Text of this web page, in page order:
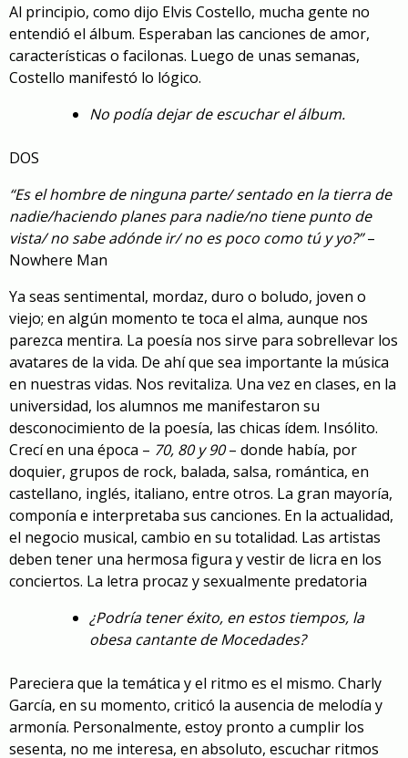
Al principio, como dijo Elvis Costello, mucha gente no
entendió el álbum. Esperaban las canciones de amor,
características o facilonas. Luego de unas semanas,
Costello manifestó lo lógico.
No podía dejar de escuchar el álbum.
DOS
“Es el hombre de ninguna parte/ sentado en la tierra de
nadie/haciendo planes para nadie/no tiene punto de
vista/ no sabe adónde ir/ no es poco como tú y yo?”–
Nowhere Man
Ya seas sentimental, mordaz, duro o boludo, joven o
viejo; en algún momento te toca el alma, aunque nos
parezca mentira. La poesía nos sirve para sobrellevar los
avatares de la vida. De ahí que sea importante la música
en nuestras vidas. Nos revitaliza. Una vez en clases, en la
universidad, los alumnos me manifestaron su
desconocimiento de la poesía, las chicas ídem. Insólito.
Crecí en una época – 70, 80 y 90– donde había, por
doquier, grupos de rock, balada, salsa, romántica, en
castellano, inglés, italiano, entre otros. La gran mayoría,
componía e interpretaba sus canciones. En la actualidad,
el negocio musical, cambio en su totalidad. Las artistas
deben tener una hermosa figura y vestir de licra en los
conciertos. La letra procaz y sexualmente predatoria
¿Podría tener éxito, en estos tiempos, la
obesa cantante de Mocedades?
Pareciera que la temática y el ritmo es el mismo. Charly
García, en su momento, criticó la ausencia de melodía y
armonía. Personalmente, estoy pronto a cumplir los
sesenta, no me interesa, en absoluto, escuchar ritmos